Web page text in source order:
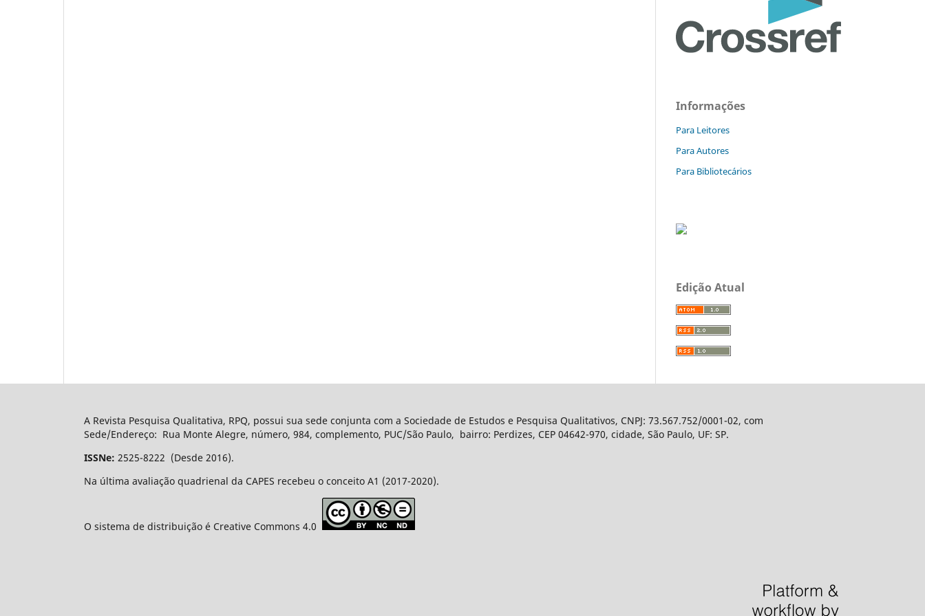
Informações
Para Leitores
Para Autores
Para Bibliotecários
Edição Atual
A Revista Pesquisa Qualitativa, RPQ, possui sua sede conjunta com a Sociedade de Estudos e Pesquisa Qualitativos, CNPJ: 73.567.752/0001-02, com
Sede/Endereço: Rua Monte Alegre, número, 984, complemento, PUC/São Paulo, bairro: Perdizes, CEP 04642-970, cidade, São Paulo, UF: SP.
ISSNe: 2525-8222 (Desde 2016).
Na última avaliação quadrienal da CAPES recebeu o conceito A1 (2017-2020).
O sistema de distribuição é Creative Commons 4.0